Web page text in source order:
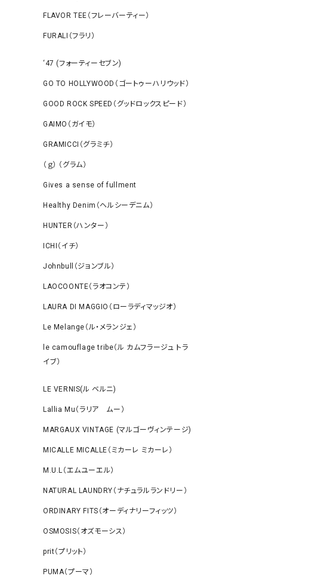
FLAVOR TEE（フレーバーティー）
FURALI（フラリ）
‘47 (フォーティーセブン)
GO TO HOLLYWOOD（ゴートゥーハリウッド）
GOOD ROCK SPEED（グッドロックスピード）
GAIMO（ガイモ）
GRAMICCI（グラミチ）
（ｇ） （グラム）
Gives a sense of fullment
Healthy Denim（ヘルシーデニム）
HUNTER（ハンター）
ICHI（イチ）
Johnbull（ジョンブル）
LAOCOONTE（ラオコンテ）
LAURA DI MAGGIO（ローラディマッジオ）
Le Melange（ル・メランジェ）
le camouflage tribe（ル カムフラージュ トラ
イブ）
LE VERNIS(ル ベルニ)
Lallia Mu（ラリア ムー）
MARGAUX VINTAGE (マルゴーヴィンテージ)
MICALLE MICALLE（ミカーレ ミカーレ）
M.U.L（エムユーエル）
NATURAL LAUNDRY（ナチュラルランドリー）
ORDINARY FITS（オーディナリーフィッツ）
OSMOSIS（オズモーシス）
prit（プリット）
PUMA（プーマ）